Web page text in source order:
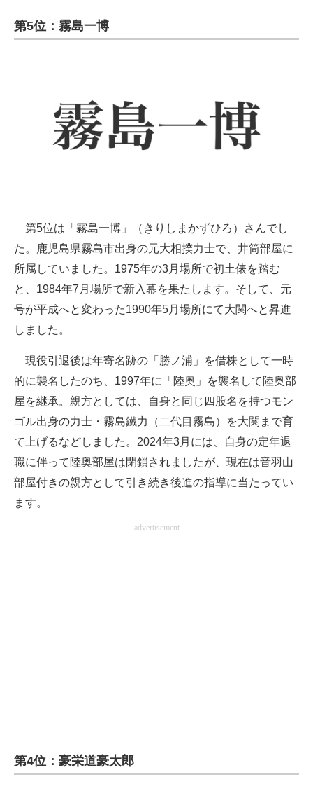
第5位：霧島一博
第5位は「霧島一博」（きりしまかずひろ）さんでし
た。鹿児島県霧島市出身の元大相撲力士で、井筒部屋に
所属していました。1975年の3月場所で初土俵を踏む
と、1984年7月場所で新入幕を果たします。そして、元
号が平成へと変わった1990年5月場所にて大関へと昇進
しました。
現役引退後は年寄名跡の「勝ノ浦」を借株として一時
的に襲名したのち、1997年に「陸奥」を襲名して陸奥部
屋を継承。親方としては、自身と同じ四股名を持つモン
ゴル出身の力士・霧島鐵力（二代目霧島）を大関まで育
て上げるなどしました。2024年3月には、自身の定年退
職に伴って陸奥部屋は閉鎖されましたが、現在は音羽山
部屋付きの親方として引き続き後進の指導に当たってい
ます。
advertisement
第4位：豪栄道豪太郎